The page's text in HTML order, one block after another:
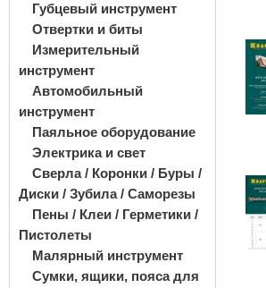
Губцевый инструмент
Отвертки и биты
Измерительный
инструмент
Автомобильный
инструмент
Паяльное оборудование
Электрика и свет
Сверла / Коронки / Буры /
Диски / Зубила / Саморезы
Пены / Клеи / Герметики /
Пистолеты
Малярный инструмент
Сумки, ящики, пояса для